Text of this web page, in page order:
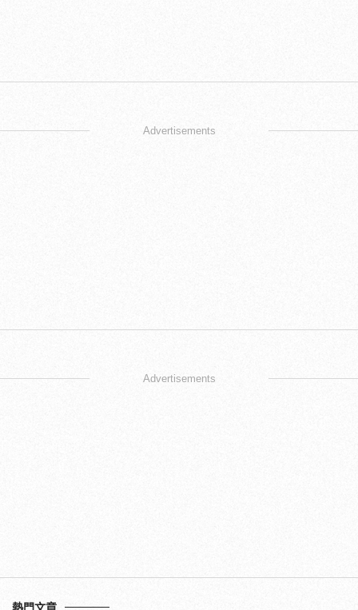
Advertisements
Advertisements